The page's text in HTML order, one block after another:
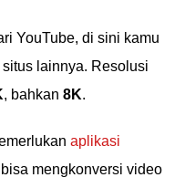
YouTube, di sini kamu
lainnya. Resolusi
, bahkan 8K.
aplikasi
mengkonversi video